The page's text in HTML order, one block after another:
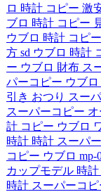
ロ 時計 コピー 激
ブロ 時計 コピー
ウブロ 時計 コピ
方 sd ウブロ 時計
ー ウブロ 財布 ス
パーコピー ウブロ
引き おつり スー
スーパーコピー
計 コピー ウブロ
時計 時計 スーパ
コピー ウブロ mp-
カップモデル 時
時計 スーパーコ